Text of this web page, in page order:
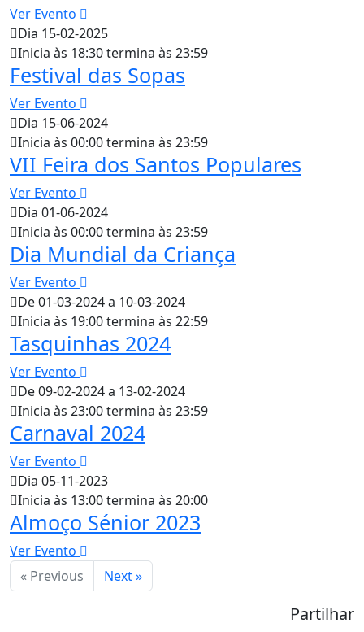
Ver Evento
Dia 15-02-2025
Inicia às 18:30 termina às 23:59
Festival das Sopas
Ver Evento
Dia 15-06-2024
Inicia às 00:00 termina às 23:59
VII Feira dos Santos Populares
Ver Evento
Dia 01-06-2024
Inicia às 00:00 termina às 23:59
Dia Mundial da Criança
Ver Evento
De 01-03-2024 a 10-03-2024
Inicia às 19:00 termina às 22:59
Tasquinhas 2024
Ver Evento
De 09-02-2024 a 13-02-2024
Inicia às 23:00 termina às 23:59
Carnaval 2024
Ver Evento
Dia 05-11-2023
Inicia às 13:00 termina às 20:00
Almoço Sénior 2023
Ver Evento
« Previous
Next »
Partilhar